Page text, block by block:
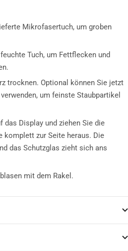
Mikrofasertuch, um groben
Tuch, um Fettflecken und
trocknen. Optional können Sie jetzt
um feinste Staubpartikel
das Display und ziehen Sie die
komplett zur Seite heraus. Die
das Schutzglas zieht sich ans
mit dem Rakel.